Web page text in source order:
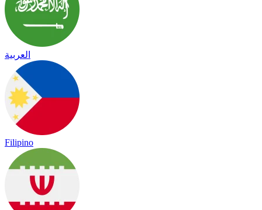
العربية
Filipino